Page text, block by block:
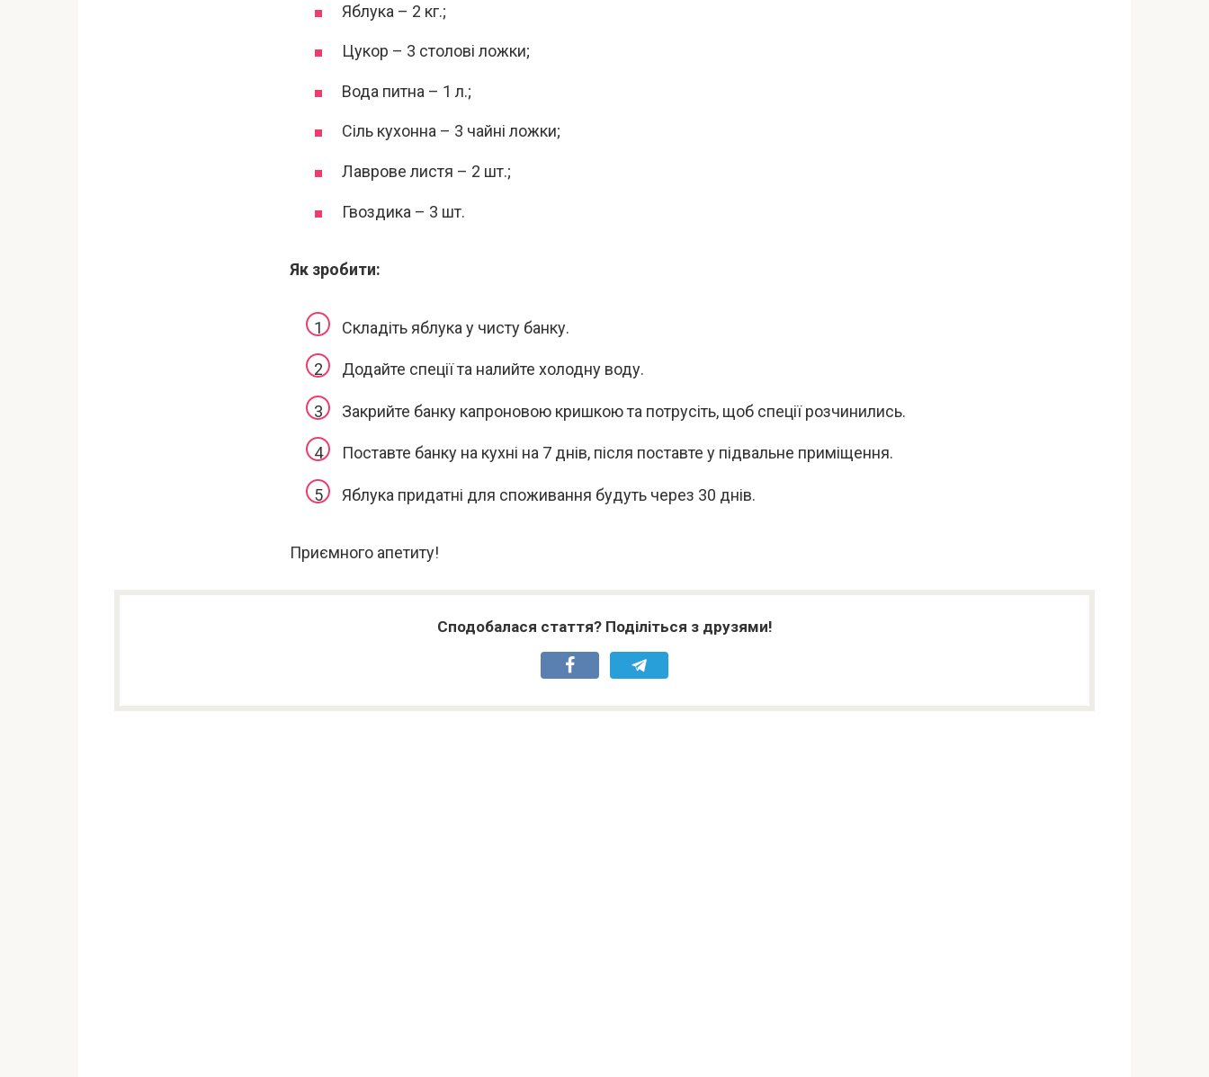
Яблука – 2 кг.;
Цукор – 3 столові ложки;
Вода питна – 1 л.;
Сіль кухонна – 3 чайні ложки;
Лаврове листя – 2 шт.;
Гвоздика – 3 шт.
Як зробити:
Складіть яблука у чисту банку.
Додайте спеції та налийте холодну воду.
Закрийте банку капроновою кришкою та потрусіть, щоб спеції розчинились.
Поставте банку на кухні на 7 днів, після поставте у підвальне приміщення.
Яблука придатні для споживання будуть через 30 днів.
Приємного апетиту!
Сподобалася стаття? Поділіться з друзями!